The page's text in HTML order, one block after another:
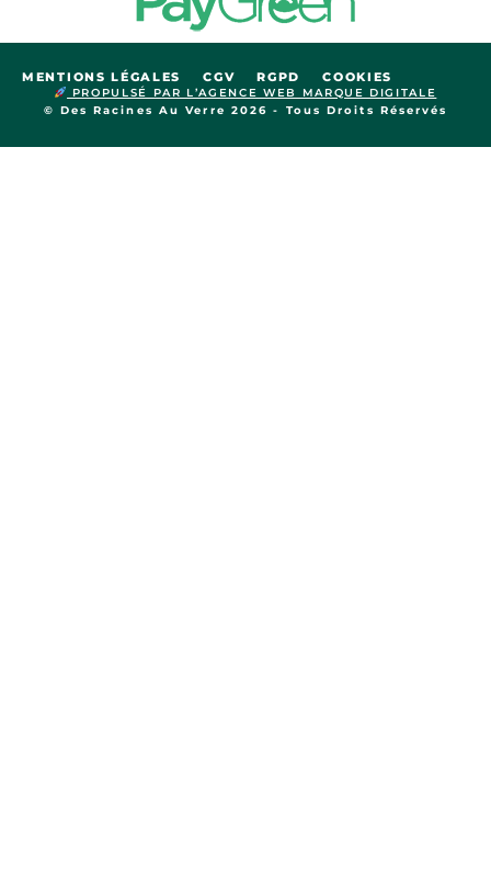
© Des Racines Au Verre 2026 - Tous Droits Réservés
PROPULSÉ PAR L’AGENCE WEB MARQUE DIGITALE
MENTIONS LÉGALES CGV RGPD COOKIES